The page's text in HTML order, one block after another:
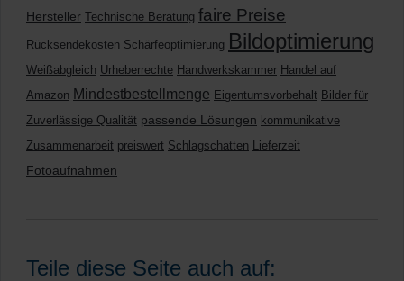
Hersteller Technische Beratung faire Preise
Rücksendekosten Schärfeoptimierung Bildoptimierung
Weißabgleich Urheberrechte Handwerkskammer Handel auf
Amazon Mindestbestellmenge Eigentumsvorbehalt Bilder für
Zuverlässige Qualität passende Lösungen kommunikative
Zusammenarbeit preiswert Schlagschatten Lieferzeit
Fotoaufnahmen
Teile diese Seite auch auf: